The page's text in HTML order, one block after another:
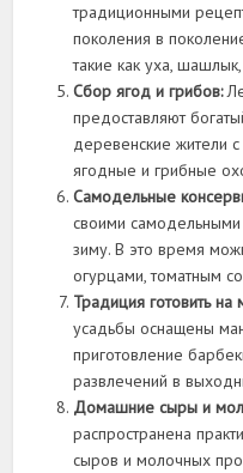
традиционными
поколения в
такие как уха,
Сбор ягод и грибов:
предоставляют
деревенские жители
ягодные и грибные
Самодельные
своими самодельными
зиму. В это время
огурцами, томатным
Традиция готовить на
усадьбы оснащены
приготовление
развлечений в
Домашние сыры и
распространена
сыров и молочных